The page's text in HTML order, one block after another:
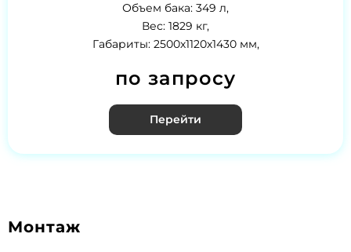
Объем бака: 349 л,
Вес: 1829 кг,
Габариты: 2500х1120х1430 мм,
по запросу
Перейти
Монтаж